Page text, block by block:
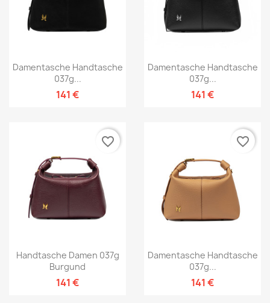
Damentasche Handtasche
037g...
141 €
Damentasche Handtasche
037g...
141 €
Handtasche Damen 037g
Burgund
141 €
favorite_border
Damentasche Handtasche
037g...
141 €
favorite_border